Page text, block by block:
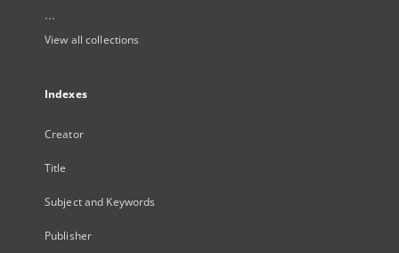
...
View all collections
Indexes
Creator
Title
Subject and Keywords
Publisher